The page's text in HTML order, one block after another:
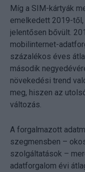
Míg a SIM-kártyák
emelkedett 2019-
jelentősen bővült.
mobilinternet-
százalékos éves
második
növekedési trend
meg, hiszen az
változás.
A forgalmazott
szegmensben –
szolgáltatások –
adatforgalom évi